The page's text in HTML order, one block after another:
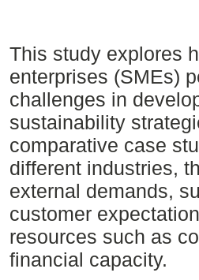
This study explores
enterprises (SMEs)
challenges in
sustainability
comparative case
different industries,
external demands,
customer
resources such as
financial capacity.